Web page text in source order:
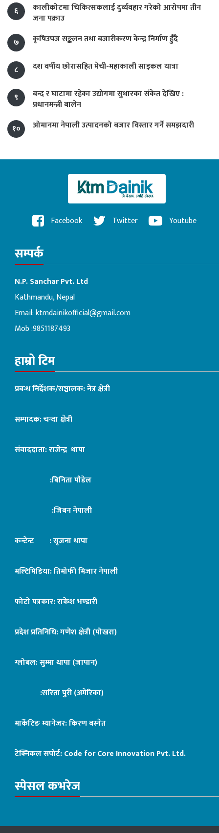
६
कालीकोटमा चिकित्सकलाई दुर्व्यवहार गरेको आरोपमा तीन
जना पक्राउ
७
कृषिउपज सङ्कलन तथा बजारीकरण केन्द्र निर्माण हुँदै
८ दश वर्षीय छोरासहित मेची-महाकाली साइकल यात्रा
९
बन्द र घाटामा रहेका उद्योगमा सुधारका संकेत देखिए :
प्रधानमन्त्री बालेन
१०
ओमानमा नेपाली उत्पादनको बजार विस्तार गर्ने समझदारी
Facebook Twitter Youtube
सम्पर्क
N.P. Sanchar Pvt. Ltd
Kathmandu, Nepal
Email:ktmdainikofficial@gmail.com
Mob :9851187493
हाम्रो टिम
प्रबन्ध निर्देशक/सञ्चालक: नेत्र क्षेत्री
सम्पादक: चन्दा क्षेत्री
संवाददाता: राजेन्द्र थापा
:बिनिता पौडेल
:जिबन नेपाली
कन्टेन्ट : सृजना थापा
मल्टिमिडिया: तिमोफी मिजार नेपाली
फोटो पत्रकार: राकेश भण्डारी
प्रदेश प्रतिनिधि: गणेश क्षेत्री (पोखरा)
ग्लोबल: सुम्मा थापा (जापान)
:सरिता पुरी (अमेरिका)
मार्केटिङ म्यानेजर: किरण बस्नेत
टेक्निकल सपोर्ट:Code for Core Innovation Pvt. Ltd.
स्पेसल कभरेज